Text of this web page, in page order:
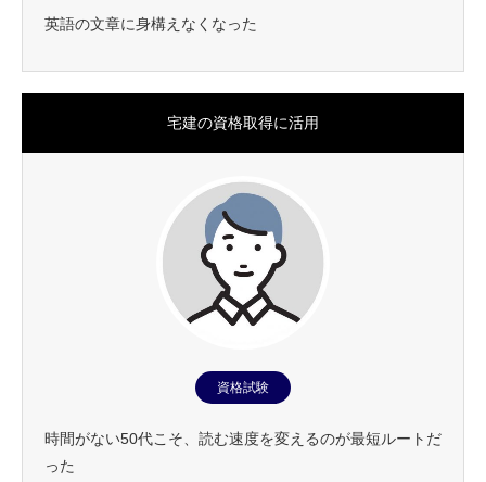
英語の文章に身構えなくなった
宅建の資格取得に活用
資格試験
時間がない50代こそ、読む速度を変えるのが最短ルートだ
った